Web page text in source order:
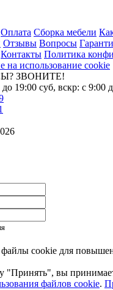
Оплата Сборка мебели
Отзывы Вопросы
Контакты Политика
на использование cookie
ЗВОНИТЕ!
19:00 суб, вскр: с 9:00
cookie для
"Принять", вы
файлов cookie.